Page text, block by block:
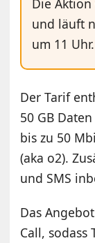
Die
und läuft
um 11 Uhr.
Der Tarif
50 GB
bis zu 50
(aka o2).
und SMS
Das
Call, sodass